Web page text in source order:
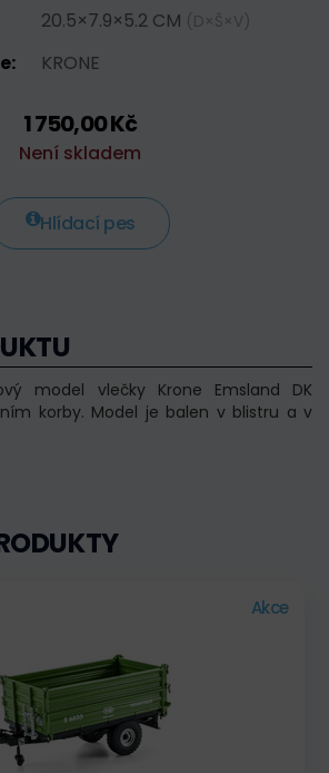
20.5×7.9×5.2 CM (D×Š×V)
KRONE
1 750,00 Kč
Není skladem
Hlídací pes
model vlečky Krone Emsland DK
korby. Model je balen v blistru a v
Akce